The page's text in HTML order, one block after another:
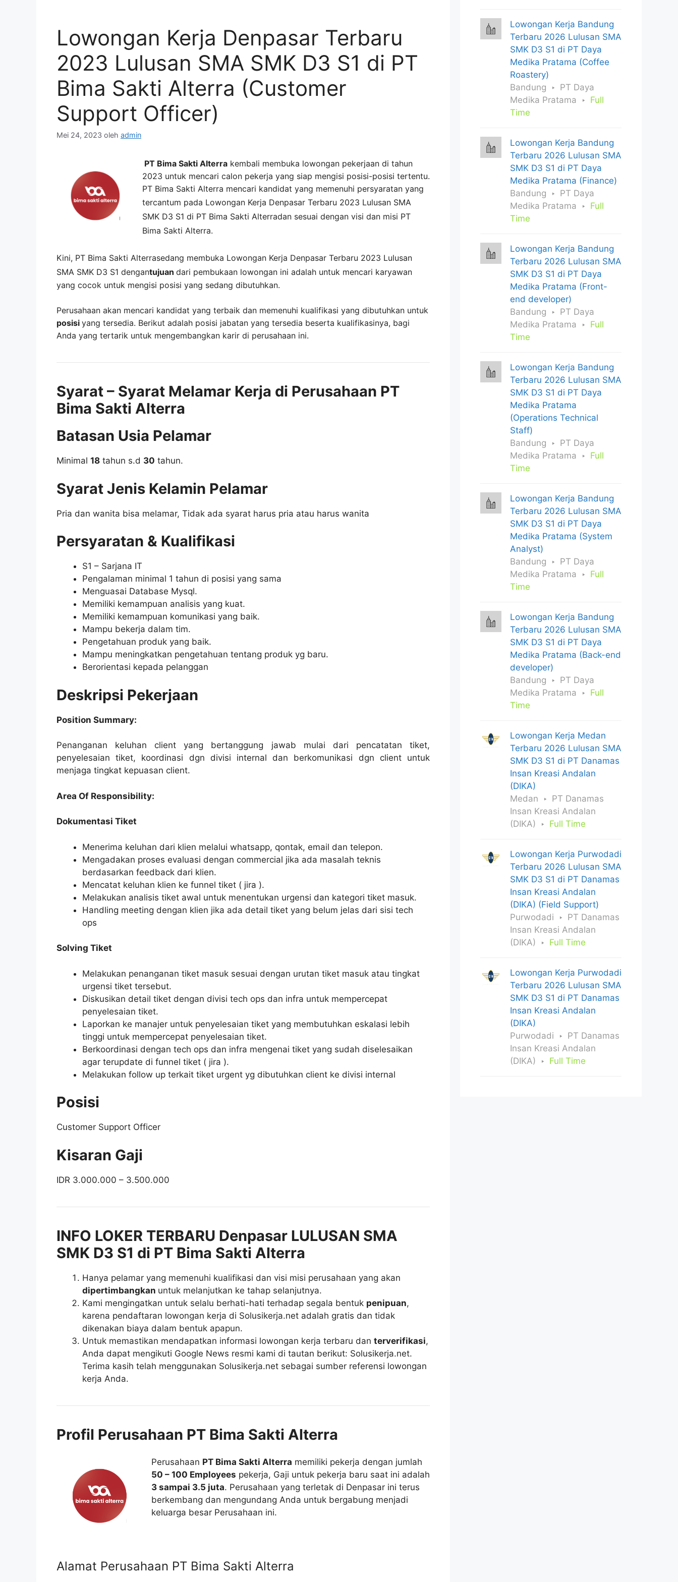
Lowongan Kerja Denpasar Terbaru
2023 Lulusan SMA SMK D3 S1 di PT
Bima Sakti Alterra (Customer
Support Officer)
Mei 24, 2023 oleh admin
PT Bima Sakti Alterra kembali membuka lowongan pekerjaan di tahun
2023 untuk mencari calon pekerja yang siap mengisi posisi-posisi tertentu.
PT Bima Sakti Alterra mencari kandidat yang memenuhi persyaratan yang
tercantum pada Lowongan Kerja Denpasar Terbaru 2023 Lulusan SMA
SMK D3 S1 di PT Bima Sakti Alterradan sesuai dengan visi dan misi PT
Bima Sakti Alterra.
Kini, PT Bima Sakti Alterrasedang membuka Lowongan Kerja Denpasar Terbaru 2023 Lulusan
SMA SMK D3 S1 dengantujuan dari pembukaan lowongan ini adalah untuk mencari karyawan
yang cocok untuk mengisi posisi yang sedang dibutuhkan.
Perusahaan akan mencari kandidat yang terbaik dan memenuhi kualifikasi yang dibutuhkan untuk
posisi yang tersedia. Berikut adalah posisi jabatan yang tersedia beserta kualifikasinya, bagi
Anda yang tertarik untuk mengembangkan karir di perusahaan ini.
Syarat – Syarat Melamar Kerja di Perusahaan PT
Bima Sakti Alterra
Batasan Usia Pelamar
Minimal 18 tahun s.d 30 tahun.
Syarat Jenis Kelamin Pelamar
Pria dan wanita bisa melamar, Tidak ada syarat harus pria atau harus wanita
Persyaratan & Kualifikasi
S1 – Sarjana IT
Pengalaman minimal 1 tahun di posisi yang sama
Menguasai Database Mysql.
Memiliki kemampuan analisis yang kuat.
Memiliki kemampuan komunikasi yang baik.
Mampu bekerja dalam tim.
Pengetahuan produk yang baik.
Mampu meningkatkan pengetahuan tentang produk yg baru.
Berorientasi kepada pelanggan
Deskripsi Pekerjaan
Position Summary:
Penanganan keluhan client yang bertanggung jawab mulai dari pencatatan tiket,
penyelesaian tiket, koordinasi dgn divisi internal dan berkomunikasi dgn client untuk
menjaga tingkat kepuasan client.
Area Of Responsibility:
Dokumentasi Tiket
Menerima keluhan dari klien melalui whatsapp, qontak, email dan telepon.
Mengadakan proses evaluasi dengan commercial jika ada masalah teknis
berdasarkan feedback dari klien.
Mencatat keluhan klien ke funnel tiket ( jira ).
Melakukan analisis tiket awal untuk menentukan urgensi dan kategori tiket masuk.
Handling meeting dengan klien jika ada detail tiket yang belum jelas dari sisi tech
ops
Solving Tiket
Melakukan penanganan tiket masuk sesuai dengan urutan tiket masuk atau tingkat
urgensi tiket tersebut.
Diskusikan detail tiket dengan divisi tech ops dan infra untuk mempercepat
penyelesaian tiket.
Laporkan ke manajer untuk penyelesaian tiket yang membutuhkan eskalasi lebih
tinggi untuk mempercepat penyelesaian tiket.
Berkoordinasi dengan tech ops dan infra mengenai tiket yang sudah diselesaikan
agar terupdate di funnel tiket ( jira ).
Melakukan follow up terkait tiket urgent yg dibutuhkan client ke divisi internal
Posisi
Customer Support Officer
Kisaran Gaji
IDR 3.000.000 – 3.500.000
INFO LOKER TERBARU Denpasar LULUSAN SMA
SMK D3 S1 di PT Bima Sakti Alterra
Hanya pelamar yang memenuhi kualifikasi dan visi misi perusahaan yang akan
dipertimbangkan untuk melanjutkan ke tahap selanjutnya.
Kami mengingatkan untuk selalu berhati-hati terhadap segala bentuk penipuan,
karena pendaftaran lowongan kerja di Solusikerja.net adalah gratis dan tidak
dikenakan biaya dalam bentuk apapun.
Untuk memastikan mendapatkan informasi lowongan kerja terbaru dan terverifikasi,
Anda dapat mengikuti Google News resmi kami di tautan berikut: Solusikerja.net.
Terima kasih telah menggunakan Solusikerja.net sebagai sumber referensi lowongan
kerja Anda.
Profil Perusahaan PT Bima Sakti Alterra
Perusahaan PT Bima Sakti Alterra memiliki pekerja dengan jumlah
50 – 100 Employees pekerja, Gaji untuk pekerja baru saat ini adalah
3 sampai 3.5 juta. Perusahaan yang terletak di Denpasar ini terus
berkembang dan mengundang Anda untuk bergabung menjadi
keluarga besar Perusahaan ini.
Alamat Perusahaan PT Bima Sakti Alterra
Lowongan Kerja Bandung
Terbaru 2026 Lulusan SMA
SMK D3 S1 di PT Daya
Medika Pratama (Coffee
Roastery)
Bandung
PT Daya
Medika Pratama
Full
Time
Lowongan Kerja Bandung
Terbaru 2026 Lulusan SMA
SMK D3 S1 di PT Daya
Medika Pratama (Finance)
Bandung
PT Daya
Medika Pratama
Full
Time
Lowongan Kerja Bandung
Terbaru 2026 Lulusan SMA
SMK D3 S1 di PT Daya
Medika Pratama (Front-
end developer)
Bandung
PT Daya
Medika Pratama
Full
Time
Lowongan Kerja Bandung
Terbaru 2026 Lulusan SMA
SMK D3 S1 di PT Daya
Medika Pratama
(Operations Technical
Staff)
Bandung
PT Daya
Medika Pratama
Full
Time
Lowongan Kerja Bandung
Terbaru 2026 Lulusan SMA
SMK D3 S1 di PT Daya
Medika Pratama (System
Analyst)
Bandung
PT Daya
Medika Pratama
Full
Time
Lowongan Kerja Bandung
Terbaru 2026 Lulusan SMA
SMK D3 S1 di PT Daya
Medika Pratama (Back-end
developer)
Bandung
PT Daya
Medika Pratama
Full
Time
Lowongan Kerja Medan
Terbaru 2026 Lulusan SMA
SMK D3 S1 di PT Danamas
Insan Kreasi Andalan
(DIKA)
Medan
PT Danamas
Insan Kreasi Andalan
(DIKA)
Full Time
Lowongan Kerja Purwodadi
Terbaru 2026 Lulusan SMA
SMK D3 S1 di PT Danamas
Insan Kreasi Andalan
(DIKA) (Field Support)
Purwodadi
PT Danamas
Insan Kreasi Andalan
(DIKA)
Full Time
Lowongan Kerja Purwodadi
Terbaru 2026 Lulusan SMA
SMK D3 S1 di PT Danamas
Insan Kreasi Andalan
(DIKA)
Purwodadi
PT Danamas
Insan Kreasi Andalan
(DIKA)
Full Time